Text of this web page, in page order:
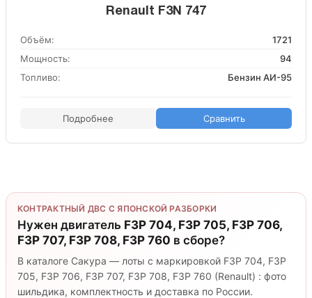
Renault F3N 747
Объём:
1721
Мощность:
94
Топливо:
Бензин АИ-95
Подробнее Сравнить
КОНТРАКТНЫЙ ДВС С ЯПОНСКОЙ РАЗБОРКИ
Нужен двигатель F3P 704, F3P 705, F3P 706,
F3P 707, F3P 708, F3P 760 в сборе?
В каталоге Сакура — лоты с маркировкой F3P 704, F3P
705, F3P 706, F3P 707, F3P 708, F3P 760 (Renault) : фото
шильдика, комплектность и доставка по России.